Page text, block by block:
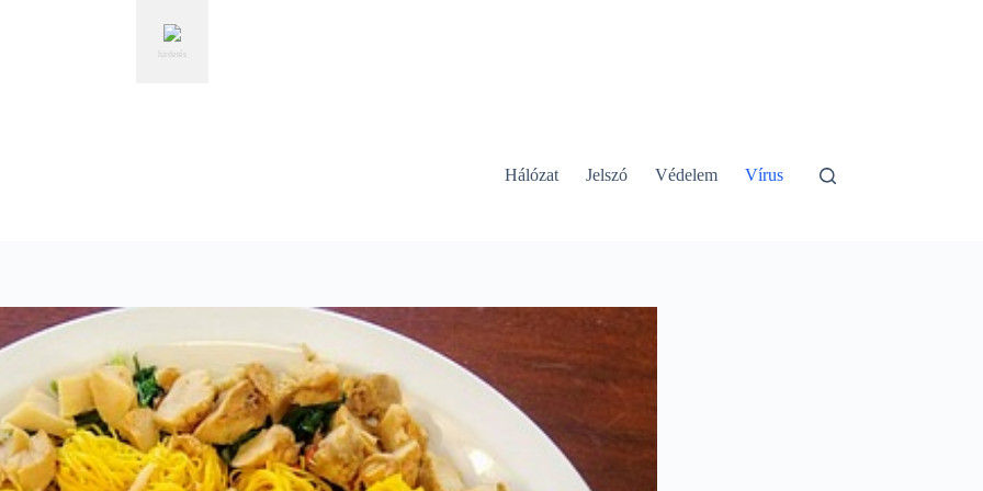
hirdetés
Hálózat Jelszó Védelem Vírus